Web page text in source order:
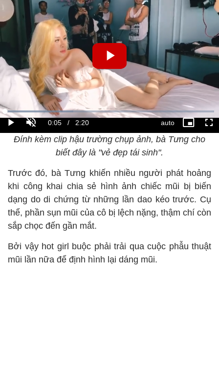
Đính kèm clip hậu trường chụp ảnh, bà Tưng cho
biết đây là "vẻ đẹp tái sinh".
Trước đó, bà Tưng khiến nhiều người phát hoảng
khi công khai chia sẻ hình ảnh chiếc mũi bị biến
dạng do di chứng từ những lần dao kéo trước. Cụ
thể, phần sụn mũi của cô bị lệch nặng, thậm chí còn
sắp chọc đến gần mắt.
Bởi vậy hot girl buộc phải trải qua cuộc phẫu thuật
mũi lần nữa để định hình lại dáng mũi.